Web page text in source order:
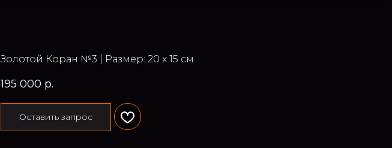
Золотой Коран №3 | Размер: 20 х 15 см.
195 000 р.
Оставить запрос